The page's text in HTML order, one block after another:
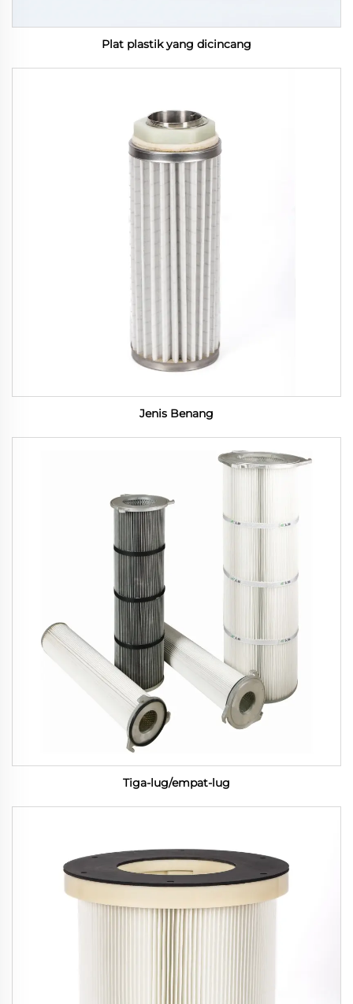
Plat plastik yang dicincang
Jenis Benang
Tiga-lug/empat-lug